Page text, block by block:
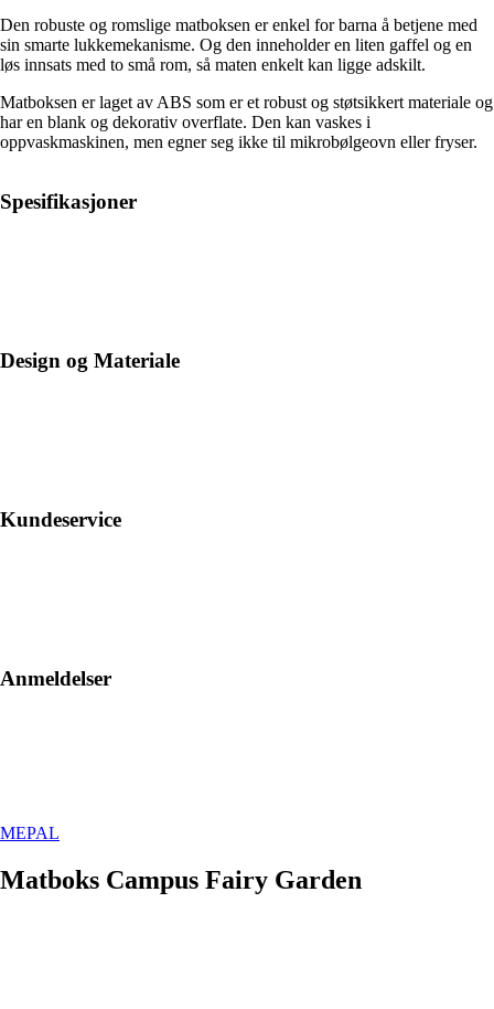
Den robuste og romslige matboksen er enkel for barna å betjene med
sin smarte lukkemekanisme. Og den inneholder en liten gaffel og en
løs innsats med to små rom, så maten enkelt kan ligge adskilt.
Matboksen er laget av ABS som er et robust og støtsikkert materiale og
har en blank og dekorativ overflate. Den kan vaskes i
oppvaskmaskinen, men egner seg ikke til mikrobølgeovn eller fryser.
Spesifikasjoner
Design og Materiale
Kundeservice
Anmeldelser
MEPAL
Matboks Campus Fairy Garden